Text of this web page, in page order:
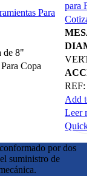
Para
de 8"
Copa
para
Cotizar
REF:
Add
Leer
Quick
por dos
suministro de